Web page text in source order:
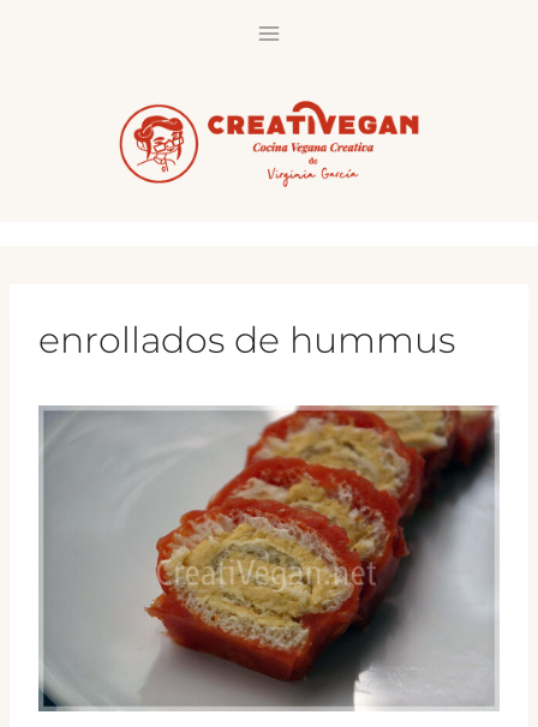
enrollados de hummus